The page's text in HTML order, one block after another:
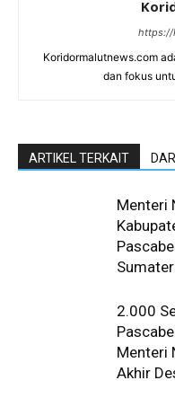
https://
Koridormalutnews.com
dan fokus
ARTIKEL TERKAIT
Menteri
2.000
Menteri
Akhir